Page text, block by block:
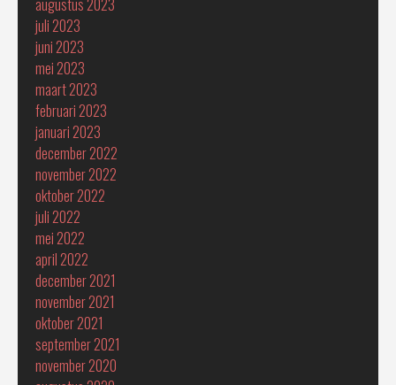
augustus 2023
juli 2023
juni 2023
mei 2023
maart 2023
februari 2023
januari 2023
december 2022
november 2022
oktober 2022
juli 2022
mei 2022
april 2022
december 2021
november 2021
oktober 2021
september 2021
november 2020